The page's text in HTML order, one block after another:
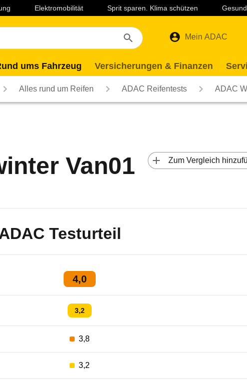
Elektromobilität Sprit sparen. Klima schützen
Mein ADAC
ums Fahrzeug Versicherungen & Finanzen
Alles rund um Reifen ADAC Reifentests ADAC
Van01 Zum Vergleich
Testurteil
4,0
3,2
3,8
3,2